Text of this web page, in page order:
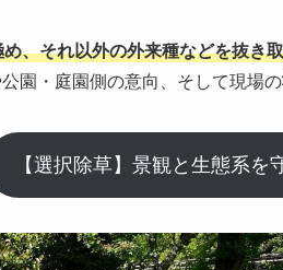
、それ以外の外来種などを抜き
園・庭園側の意向、そして現場
【選択除草】景観と生態系を